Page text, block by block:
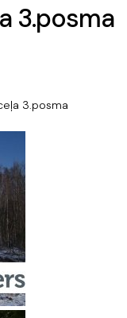
3.posma
3.posma